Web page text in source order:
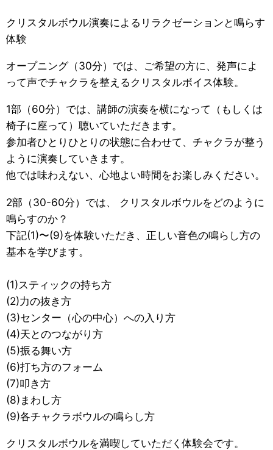
クリスタルボウル演奏によるリラクゼーションと鳴らす
体験
オープニング（30分）では、ご希望の方に、発声によ
って声でチャクラを整えるクリスタルボイス体験。
1部（60分）では、講師の演奏を横になって（もしくは
椅子に座って）聴いていただきます。
参加者ひとりひとりの状態に合わせて、チャクラが整う
ように演奏していきます。
他では味わえない、心地よい時間をお楽しみください。
2部（30-60分）では、 クリスタルボウルをどのように
鳴らすのか？
下記(1)〜(9)を体験いただき、正しい音色の鳴らし方の
基本を学びます。
(1)スティックの持ち方
(2)力の抜き方
(3)センター（心の中心）への入り方
(4)天とのつながり方
(5)振る舞い方
(6)打ち方のフォーム
(7)叩き方
(8)まわし方
(9)各チャクラボウルの鳴らし方
クリスタルボウルを満喫していただく体験会です。